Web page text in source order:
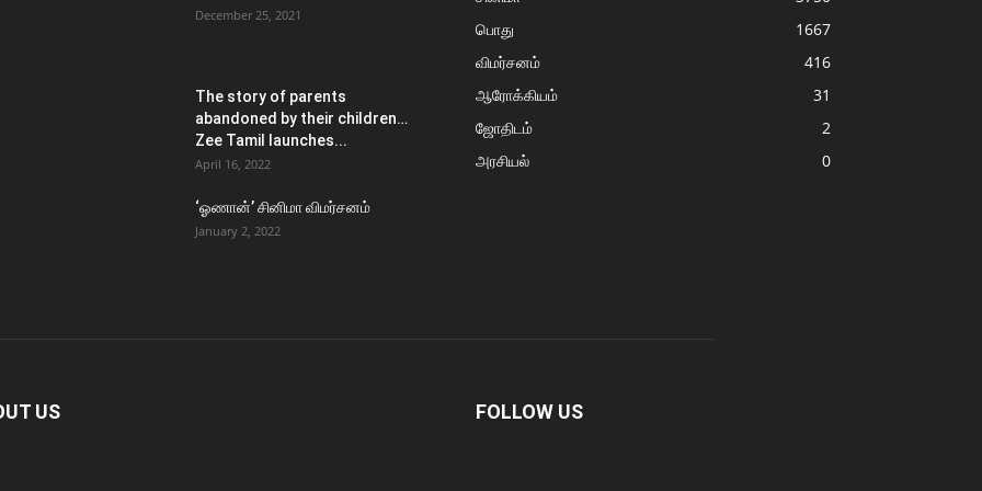
December 25, 2021
The story of parents
abandoned by their children…
Zee Tamil launches...
April 16, 2022
‘ஓணான்’ சினிமா விமர்சனம்
January 2, 2022
பொது
1667
விமர்சனம்
416
ஆரோக்கியம்
31
ஜோதிடம்
2
அரசியல்
0
US FOLLOW US